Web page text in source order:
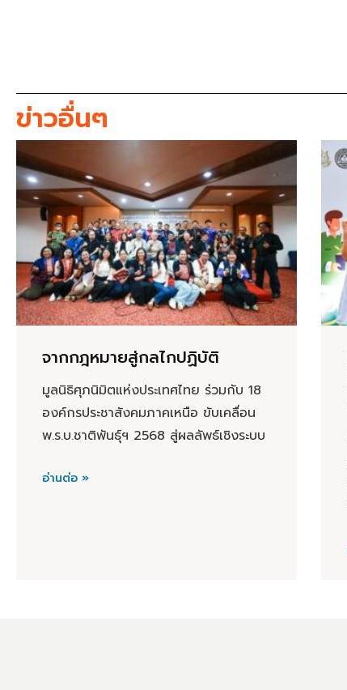
ข่าวอื่นๆ
จากกฎหมายสู่กลไกปฏิบัติ
มูลนิธิศุภนิมิตแห่งประเทศไทย ร่วมกับ 18
องค์กรประชาสังคมภาคเหนือ ขับเคลื่อน
พ.ร.บ.ชาติพันธุ์ฯ 2568 สู่ผลลัพธ์เชิงระบบ
อ่านต่อ »